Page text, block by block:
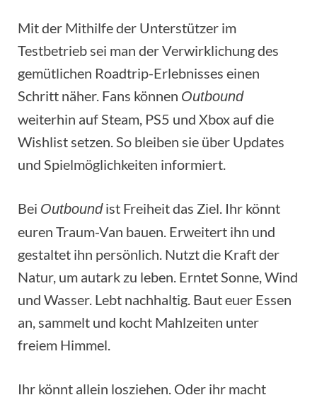
Mit der Mithilfe der Unterstützer im
Testbetrieb sei man der Verwirklichung des
gemütlichen Roadtrip-Erlebnisses einen
Schritt näher. Fans können Outbound
weiterhin auf Steam, PS5 und Xbox auf die
Wishlist setzen. So bleiben sie über Updates
und Spielmöglichkeiten informiert.
Bei Outboundist Freiheit das Ziel. Ihr könnt
euren Traum-Van bauen. Erweitert ihn und
gestaltet ihn persönlich. Nutzt die Kraft der
Natur, um autark zu leben. Erntet Sonne, Wind
und Wasser. Lebt nachhaltig. Baut euer Essen
an, sammelt und kocht Mahlzeiten unter
freiem Himmel.
Ihr könnt allein losziehen. Oder ihr macht